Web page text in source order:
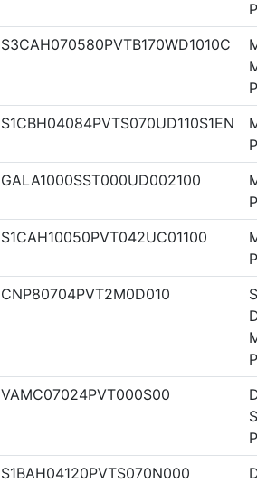
S3CAH070580PVTB170WD1010C
S1CBH04084PVTS070UD110S1EN
GALA1000SST000UD002100
S1CAH10050PVT042UC01100
CNP80704PVT2M0D010
VAMC07024PVT000S00
S1BAH04120PVTS070N000